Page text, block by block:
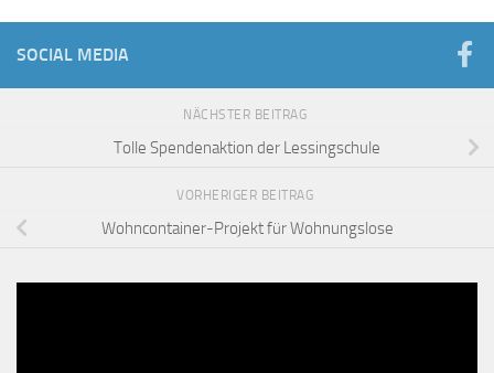
SOCIAL MEDIA
NÄCHSTER BEITRAG
Tolle Spendenaktion der Lessingschule
VORHERIGER BEITRAG
Wohncontainer-Projekt für Wohnungslose